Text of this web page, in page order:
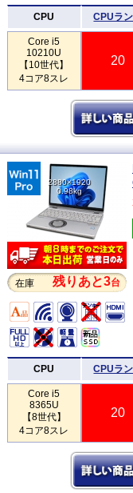
CPU CPUラ
Core i5
10210U
【10世代】
4コア8スレ
20
2880×1920
0.98kg
在庫 残りあと3台
CPU CPUラ
Core i5
8365U
【8世代】
4コア8スレ
20